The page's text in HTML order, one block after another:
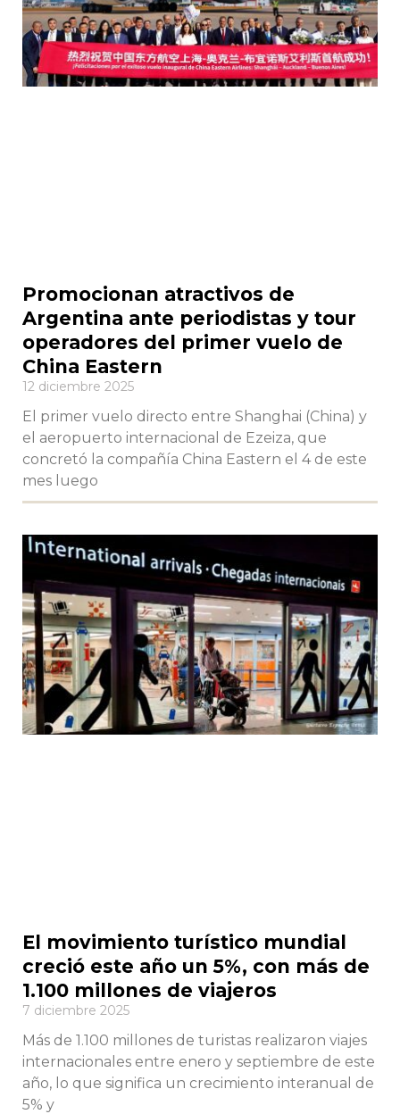
Promocionan atractivos de
Argentina ante periodistas y tour
operadores del primer vuelo de
China Eastern
12 diciembre 2025
El primer vuelo directo entre Shanghai (China) y
el aeropuerto internacional de Ezeiza, que
concretó la compañía China Eastern el 4 de este
mes luego
El movimiento turístico mundial
creció este año un 5%, con más de
1.100 millones de viajeros
7 diciembre 2025
Más de 1.100 millones de turistas realizaron viajes
internacionales entre enero y septiembre de este
año, lo que significa un crecimiento interanual de
5% y